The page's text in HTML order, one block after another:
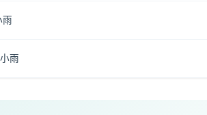
雨
小雨